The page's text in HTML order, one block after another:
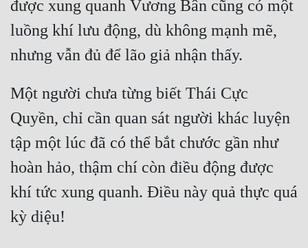
Sủng
Thanh Xuân
Tiểu Thuyết
Trinh Thám
Triều Đấu
được xung quanh Vương Bân cũng có một
luồng khí lưu động, dù không mạnh mẽ,
Một người chưa từng biết Thái Cực
Quyền, chỉ cần quan sát người khác luyện
tập một lúc đã có thể bắt chước gần như
hoàn hảo, thậm chí còn điều động được
khí tức xung quanh. Điều này quả thực quá